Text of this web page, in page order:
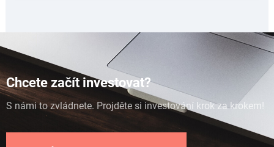
Chcete začít investovat?
S námi to zvládnete. Projděte si investování krok za krokem!